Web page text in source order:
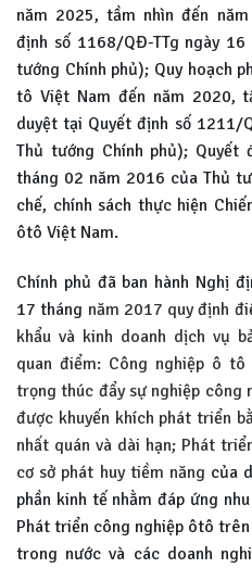
năm 2025, tầm nhìn đến
định số 1168/QĐ-TTg ngày
tướng Chính phủ); Quy hoạch
tô Việt Nam đến năm 2020,
duyệt tại Quyết định số
Thủ tướng Chính phủ); Quyết
tháng 02 năm 2016 của Thủ
chế, chính sách thực hiện
ôtô Việt Nam.
Chính phủ đã ban hành Nghị
17 tháng năm 2017 quy định
khẩu và kinh doanh dịch vụ
quan điểm: Công nghiệp ô
trọng thúc đẩy sự nghiệp công
được khuyến khích phát triển
nhất quán và dài hạn; Phát
cơ sở phát huy tiềm năng của
phần kinh tế nhằm đáp ứng
Phát triển công nghiệp ôtô
trong nước và các doanh